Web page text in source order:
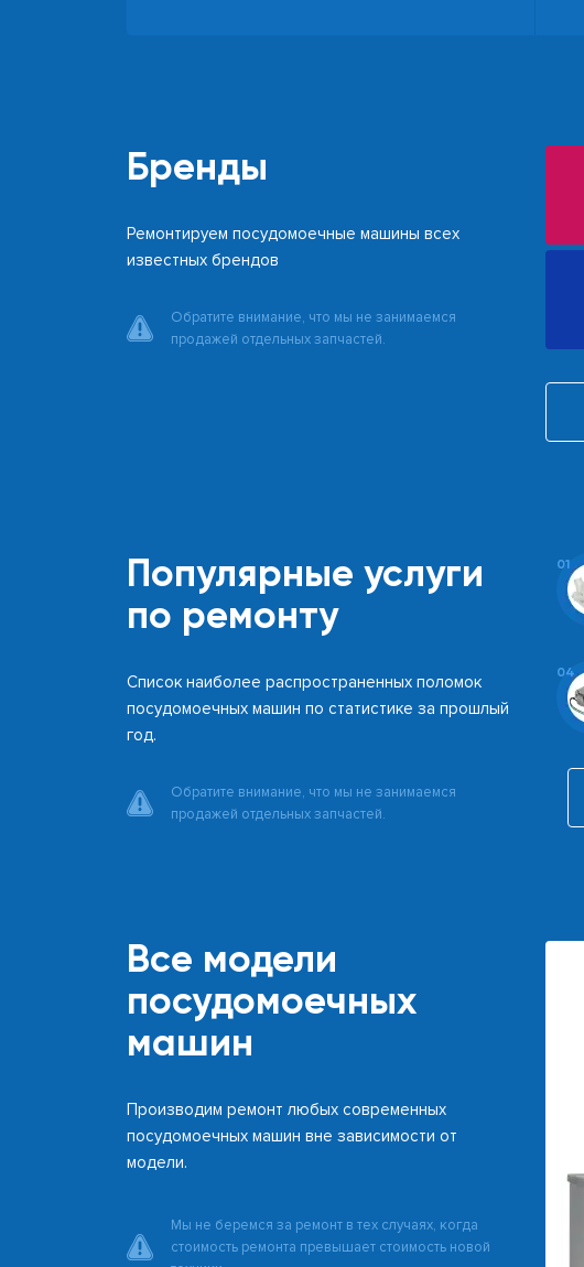
Бренды
Ремонтируем посудомоечные машины всех
известных брендов
Обратите внимание, что мы не занимаемся
продажей отдельных запчастей.
Популярные услуги
по ремонту
Список наиболее распространенных поломок
посудомоечных машин по статистике за прошлый
год.
Обратите внимание, что мы не занимаемся
продажей отдельных запчастей.
01
04
Все модели
посудомоечных
машин
Производим ремонт любых современных
посудомоечных машин вне зависимости от
модели.
Мы не беремся за ремонт в тех случаях, когда
стоимость ремонта превышает стоимость новой